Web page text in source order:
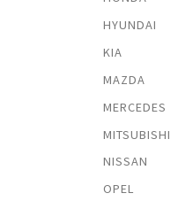
HYUNDAI
KIA
MAZDA
MERCEDES
MITSUBISHI
NISSAN
OPEL